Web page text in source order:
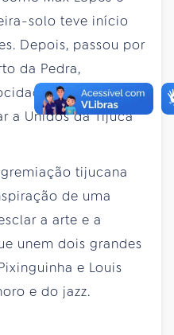
solo teve início
Depois, passou por
da Pedra,
Mangueira e
a Unidos da Tijuca
tijucana
de uma
a arte e a
unem dois grandes
e Louis
e do jazz.